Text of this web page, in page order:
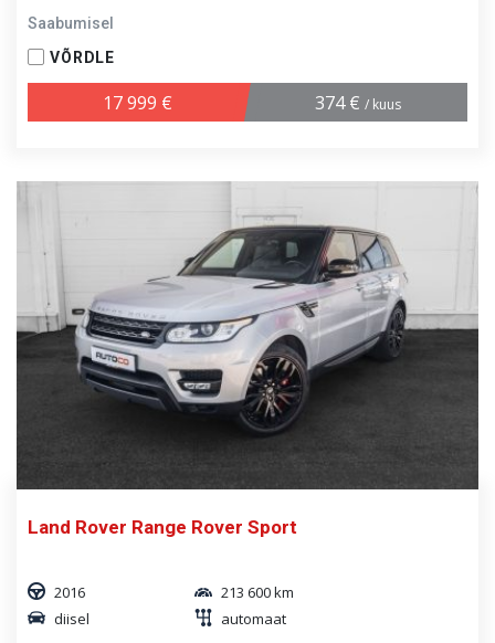
Saabumisel
VÕRDLE
17 999 € 374 € / kuus
Land Rover Range Rover Sport
2016
213 600 km
diisel
automaat